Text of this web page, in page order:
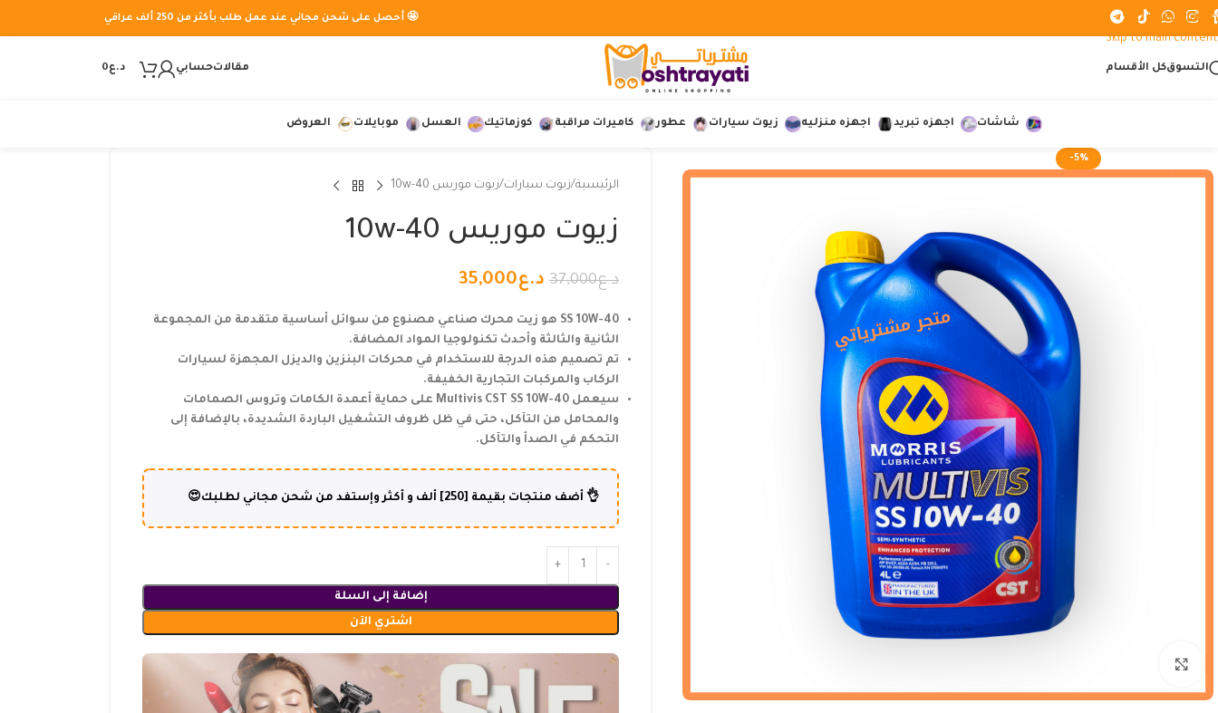
Skip to navigation
Skip to main content
🤩 أحصل على شحن مجاني عند عمل طلب بأكثر من 250 ألف عراقي
التسوقكل الأقسام مقالاتحسابي د.ع0
شاشات اجهزه تبريد اجهزه منزليه زيوت سيارات عطور كاميرات مراقبة كوزماتيك العسل موبايلات العروض
-5%
الرئيسية زيوت سيارات زيوت موريس 10w-40
زيوت موريس 10w-40
د.ع37,000 د.ع35,000
SS 10W-40 هو زيت محرك صناعي مصنوع من سوائل أساسية متقدمة من المجموعة
الثانية والثالثة وأحدث تكنولوجيا المواد المضافة.
تم تصميم هذه الدرجة للاستخدام في محركات البنزين والديزل المجهزة لسيارات
الركاب والمركبات التجارية الخفيفة.
سيعمل Multivis CST SS 10W-40 على حماية أعمدة الكامات وتروس الصمامات
والمحامل من التآكل، حتى في ظل ظروف التشغيل الباردة الشديدة، بالإضافة إلى
التحكم في الصدأ والتآكل.
👌 أضف منتجات بقيمة [250] ألف و أكثر وإستفد من شحن مجاني لطلبك😍
إضافة إلى السلة
اشتري الآن